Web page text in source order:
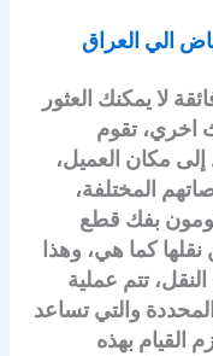
الي العراق
لا يمكنك العثور
اخري، تقوم
مكان العميل،
المختلفة،
بفك قطع
كما هي، وهذا
تتم عملية
والتي تساعد
القيام بهذه